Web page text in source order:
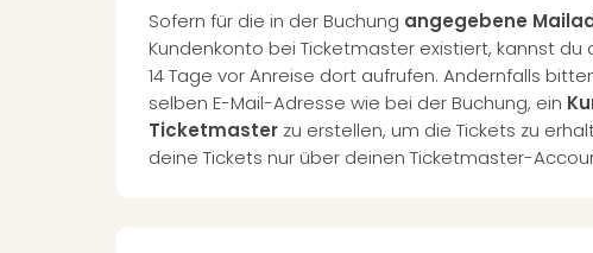
Sofern für die in der Buchung angegebene
Kundenkonto bei Ticketmaster existiert, kannst du
14 Tage vor Anreise dort aufrufen. Andernfalls
selben E-Mail-Adresse wie bei der Buchung, ein
Ticketmaster zu erstellen, um die Tickets zu
deine Tickets nur über deinen Ticketmaster-